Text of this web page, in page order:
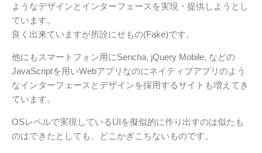
ようなデザインとインターフェースを実現・提供しようとし
ています。
良く出来ていますが所詮にせもの(Fake)です。
他にもスマートフォン用にSencha, jQuery Mobile, などの
JavaScriptを用いWebアプリなのにネイティブアプリのよう
なインターフェースとデザインを採用するサイトも増えてき
ています。
OSレベルで実現しているUIを擬似的に作り出すのは似たも
のはできたとしても、どこかぎこちないものです。